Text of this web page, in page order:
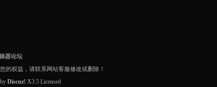
器论坛
的权益，请联系网站客服修改或删除！
byDiscuz! X3.5 Licensed